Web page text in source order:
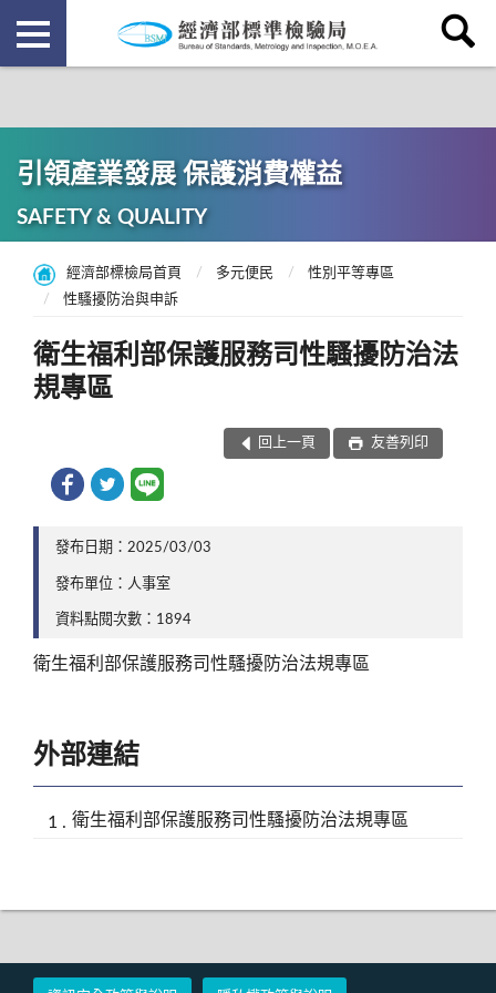
引領產業發展 保護消費權益
SAFETY & QUALITY
經濟部標檢局首頁 多元便民
性別平等專區
性騷擾防治與申訴
衛生福利部保護服務司性騷擾防治法
規專區
回上一頁 友善列印
發布日期：2025/03/03
發布單位：人事室
資料點閱次數：1894
衛生福利部保護服務司性騷擾防治法規專區
外部連結
衛生福利部保護服務司性騷擾防治法規專區